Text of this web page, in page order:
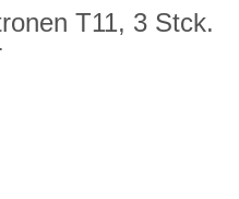
T11, 3 Stck.